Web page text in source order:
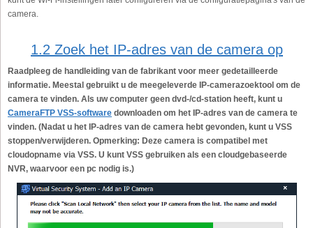
camera.
1.2 Zoek het IP-adres van de camera op
Raadpleeg de handleiding van de fabrikant voor meer gedetailleerde
informatie. Meestal gebruikt u de meegeleverde IP-camerazoektool om de
camera te vinden. Als uw computer geen dvd-/cd-station heeft, kunt u
CameraFTP VSS-software downloaden om het IP-adres van de camera te
vinden. (Nadat u het IP-adres van de camera hebt gevonden, kunt u VSS
stoppen/verwijderen. Opmerking: Deze camera is compatibel met
cloudopname via VSS. U kunt VSS gebruiken als een cloudgebaseerde
NVR, waarvoor een pc nodig is.)